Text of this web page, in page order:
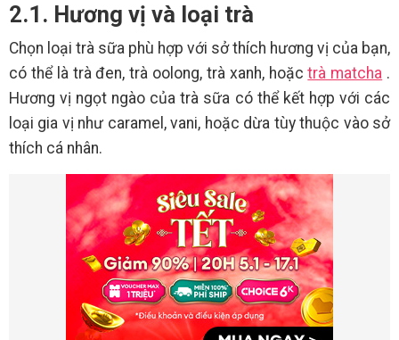
2.1. Hương vị và loại trà
Chọn loại trà sữa phù hợp với sở thích hương vị của bạn,
có thể là trà đen, trà oolong, trà xanh, hoặctrà matcha .
Hương vị ngọt ngào của trà sữa có thể kết hợp với các
loại gia vị như caramel, vani, hoặc dừa tùy thuộc vào sở
thích cá nhân.